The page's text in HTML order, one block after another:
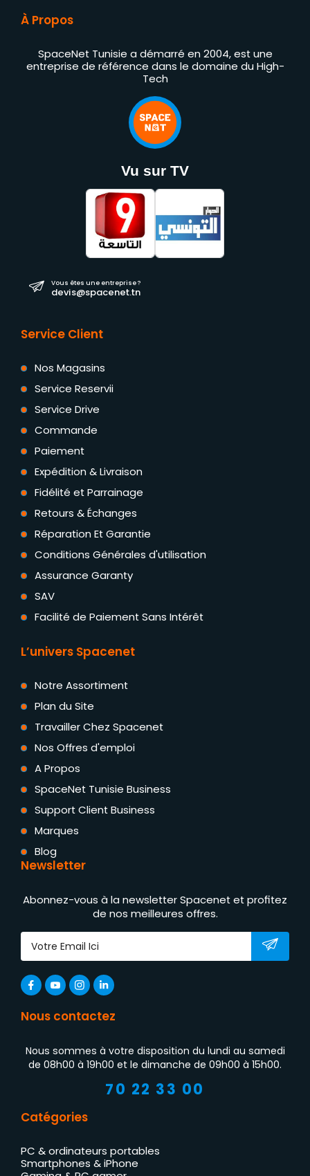
À Propos
SpaceNet Tunisie a démarré en 2004, est une
entreprise de référence dans le domaine du High-
Tech
Vu sur TV
Vous êtes une entreprise ?
devis@spacenet.tn
Service Client
Nos Magasins
Service Reservii
Service Drive
Commande
Paiement
Expédition & Livraison
Fidélité et Parrainage
Retours & Échanges
Réparation Et Garantie
Conditions Générales d'utilisation
Assurance Garanty
SAV
Facilité de Paiement Sans Intérêt
L’univers Spacenet
Notre Assortiment
Plan du Site
Travailler Chez Spacenet
Nos Offres d'emploi
A Propos
SpaceNet Tunisie Business
Support Client Business
Marques
Blog
Newsletter
Abonnez-vous à la newsletter Spacenet et profitez
de nos meilleures offres.
Nous contactez
Nous sommes à votre disposition du lundi au samedi
de 08h00 à 19h00 et le dimanche de 09h00 à 15h00.
70 22 33 00
Catégories
PC & ordinateurs portables
Smartphones & iPhone